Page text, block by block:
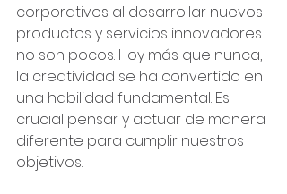
corporativos al desarrollar nuevos
productos y servicios innovadores
no son pocos. Hoy más que nunca,
la creatividad se ha convertido en
una habilidad fundamental. Es
crucial pensar y actuar de manera
diferente para cumplir nuestros
objetivos.